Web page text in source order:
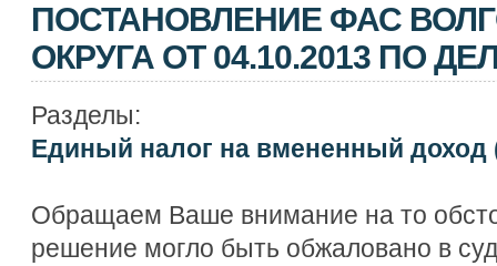
ПОСТАНОВЛЕНИЕ ФАС
ОКРУГА ОТ 04.10.2013 ПО
Разделы:
Единый налог на вмененный
Обращаем Ваше внимание на то
решение могло быть обжаловано в